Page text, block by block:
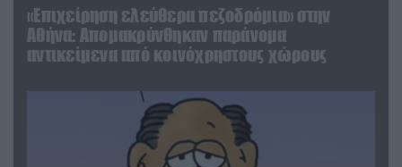
«Επιχείρηση ελεύθερα πεζοδρόμια» στην
Αθήνα: Απομακρύνθηκαν παράνομα
αντικείμενα από κοινόχρηστους χώρους